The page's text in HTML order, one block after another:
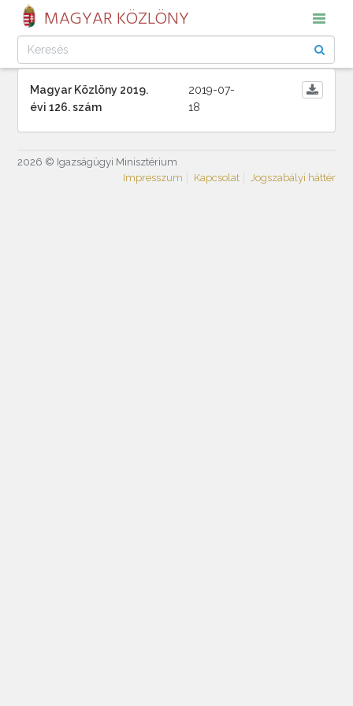
MAGYAR KÖZLÖNY
Magyar Közlöny 2019.
évi 126. szám
2019-07-
18
2026 © Igazságügyi Minisztérium
Impresszum
Kapcsolat Jogszabályi háttér